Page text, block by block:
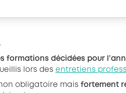
formations décidées pour
lors des entretiens
obligatoire mais fortement